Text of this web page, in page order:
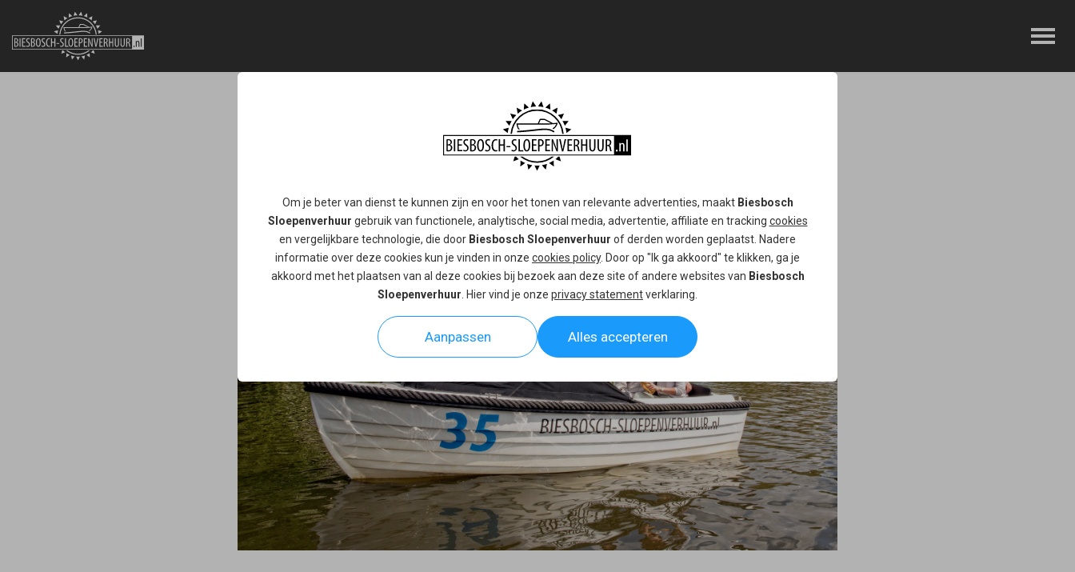
Om je beter van dienst te kunnen zijn en voor het tonen van relevante advertenties, maakt Biesbosch
Sloepenverhuur gebruik van functionele, analytische, social media, advertentie, affiliate en tracking cookies
en vergelijkbare technologie, die door Biesbosch Sloepenverhuur of derden worden geplaatst. Nadere
informatie over deze cookies kun je vinden in onze cookies policy. Door op "Ik ga akkoord" te klikken, ga je
akkoord met het plaatsen van al deze cookies bij bezoek aan deze site of andere websites van Biesbosch
Sloepenverhuur . Hier vind je onze privacy statementverklaring.
Aanpassen Alles accepteren
Vaarbon 5 personen deluxe
De deluxe sloep: voor een comfortabele dag varen met vijf personen. Ga een leuke dag tegemoet op